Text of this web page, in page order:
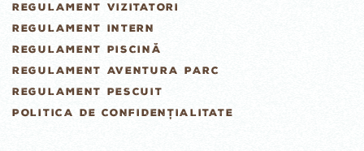
REGULAMENT VIZITATORI
REGULAMENT INTERN
REGULAMENT PISCINĂ
REGULAMENT AVENTURA PARC
REGULAMENT PESCUIT
POLITICA DE CONFIDENȚIALITATE